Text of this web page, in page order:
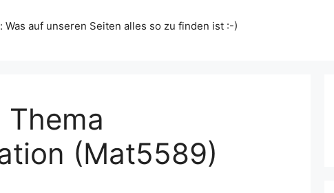
auf unseren Seiten alles so zu finden ist :-)
(Mat5589)